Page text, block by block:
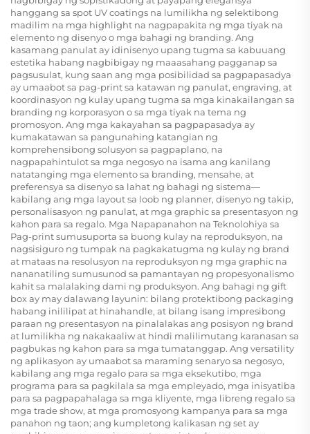
hanggang sa spot UV coatings na lumilikha ng selektibong
madilim na mga highlight na nagpapakita ng mga tiyak na
elemento ng disenyo o mga bahagi ng branding. Ang
kasamang panulat ay idinisenyo upang tugma sa kabuuang
estetika habang nagbibigay ng maaasahang pagganap sa
pagsusulat, kung saan ang mga posibilidad sa pagpapasadya
ay umaabot sa pag-print sa katawan ng panulat, engraving, at
koordinasyon ng kulay upang tugma sa mga kinakailangan sa
branding ng korporasyon o sa mga tiyak na tema ng
promosyon. Ang mga kakayahan sa pagpapasadya ay
kumakatawan sa pangunahing katangian ng
komprehensibong solusyon sa pagpaplano, na
nagpapahintulot sa mga negosyo na isama ang kanilang
natatanging mga elemento sa branding, mensahe, at
preferensya sa disenyo sa lahat ng bahagi ng sistema—
kabilang ang mga layout sa loob ng planner, disenyo ng takip,
personalisasyon ng panulat, at mga graphic sa presentasyon ng
kahon para sa regalo. Mga Napapanahon na Teknolohiya sa
Pag-printsumusuporta sa buong kulay na reproduksyon, na
nagsisiguro ng tumpak na pagkakatugma ng kulay ng brand
at mataas na resolusyon na reproduksyon ng mga graphic na
nananatiling sumusunod sa pamantayan ng propesyonalismo
kahit sa malalaking dami ng produksyon. Ang bahagi ng gift
box ay may dalawang layunin: bilang protektibong packaging
habang inililipat at hinahandle, at bilang isang impresibong
paraan ng presentasyon na pinalalakas ang posisyon ng brand
at lumilikha ng nakakaaliw at hindi malilimutang karanasan sa
pagbukas ng kahon para sa mga tumatanggap. Ang versatility
ng aplikasyon ay umaabot sa maraming senaryo sa negosyo,
kabilang ang mga regalo para sa mga eksekutibo, mga
programa para sa pagkilala sa mga empleyado, mga inisyatiba
para sa pagpapahalaga sa mga kliyente, mga libreng regalo sa
mga trade show, at mga promosyong kampanya para sa mga
panahon ng taon; ang kumpletong kalikasan ng set ay